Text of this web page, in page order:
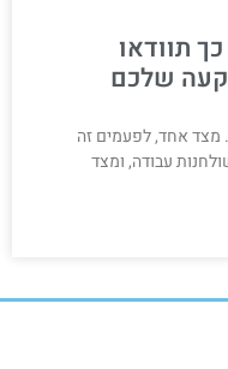
תוודאו
שלכם
מצד אחד, לפעמים זה
עבודה, ומצד